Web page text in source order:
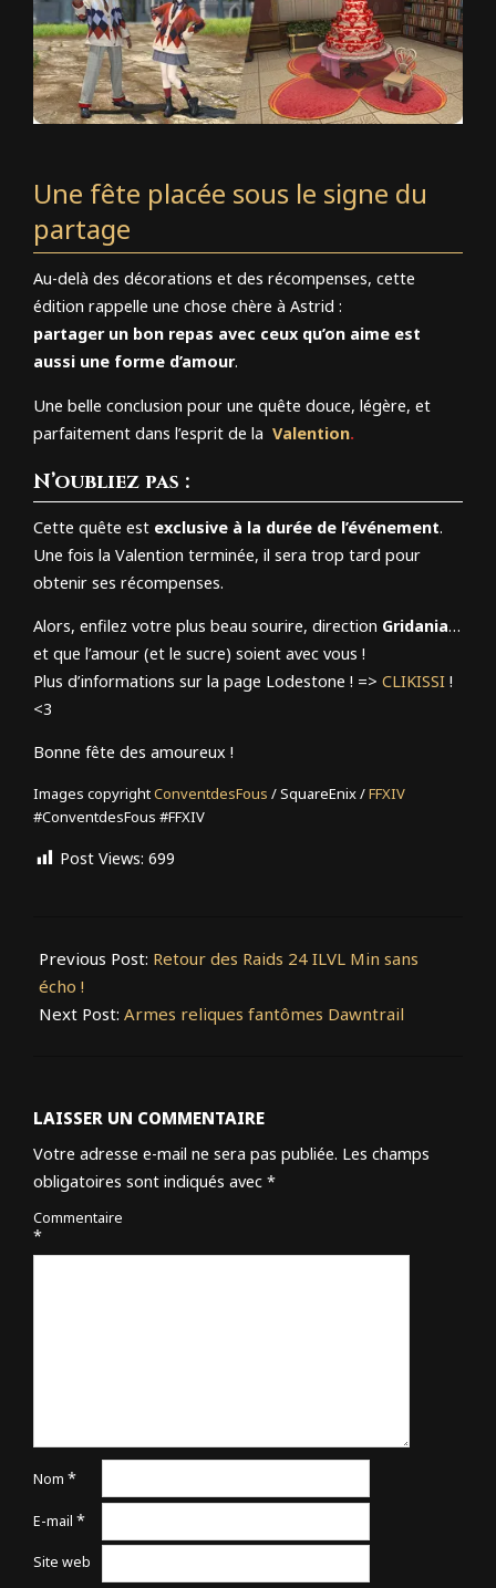
Une fête placée sous le signe du
partage
Au-delà des décorations et des récompenses, cette
édition rappelle une chose chère à Astrid :
partager un bon repas avec ceux qu’on aime est
aussi une forme d’amour.
Une belle conclusion pour une quête douce, légère, et
parfaitement dans l’esprit de la Valention.
N’oubliez pas :
Cette quête est exclusive à la durée de l’événement.
Une fois la Valention terminée, il sera trop tard pour
obtenir ses récompenses.
Alors, enfilez votre plus beau sourire, direction Gridania…
et que l’amour (et le sucre) soient avec vous !
Plus d’informations sur la page Lodestone ! => CLIKISSI !
<3
Bonne fête des amoureux !
Images copyrightConventdesFous / SquareEnix /FFXIV
#ConventdesFous #FFXIV
Post Views: 699
01-
27
Previous Post: Retour des Raids 24 ILVL Min sans
écho !
Next Post: Armes reliques fantômes Dawntrail
LAISSER UN COMMENTAIRE
Votre adresse e-mail ne sera pas publiée. Les champs
obligatoires sont indiqués avec *
Commentaire
*
Nom *
E-mail *
Site web